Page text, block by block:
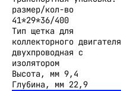
размер/кол-во
41*29*36/400
Тип щетка для
коллекторного двигателя
двухпроводная с
изолятором
Высота, мм 9,4
Глубина, мм 22,9